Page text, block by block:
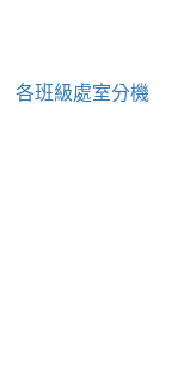
各班級處室分機